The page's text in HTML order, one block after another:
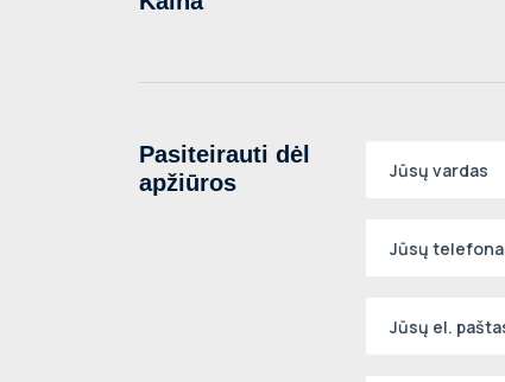
Pasiteirauti dėl
apžiūros